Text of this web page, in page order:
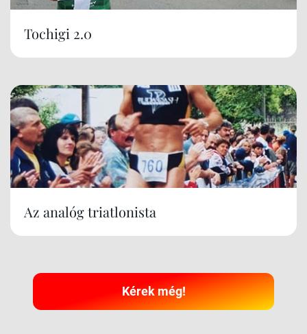
Tochigi 2.0
Az analóg triatlonista
Kérek még!